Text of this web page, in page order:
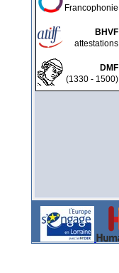
Francophonie
BHVF
attestations
DMF
(1330 - 1500)